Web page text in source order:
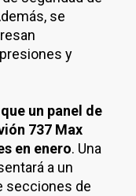
se
y
un panel de
737 Max
en enero. Una
a un
secciones de